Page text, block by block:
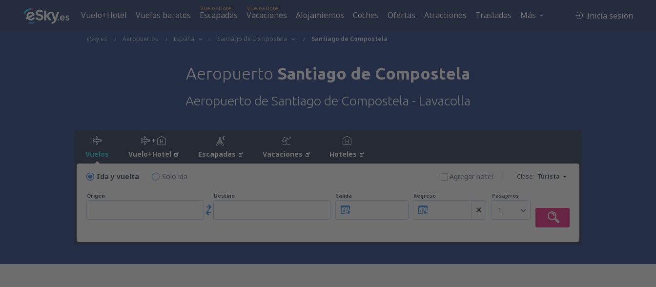
Vuelo+Hotel Vuelos baratos
Vuelo+Hotel
Escapadas
Vuelo+Hotel
Vacaciones Alojamientos Coches Ofertas Atracciones Traslados Más Inicia sesión
eSky.es Aeropuertos España Santiago de Compostela Santiago de Compostela
Aeropuerto Santiago de Compostela
Aeropuerto de Santiago de Compostela - Lavacolla
Vuelos Vuelo+Hotel Escapadas Vacaciones Hoteles
Ida y vuelta Solo ida Clase: Turista
Agregar hotel
Origen Destino Salida Regreso Pasajeros
1